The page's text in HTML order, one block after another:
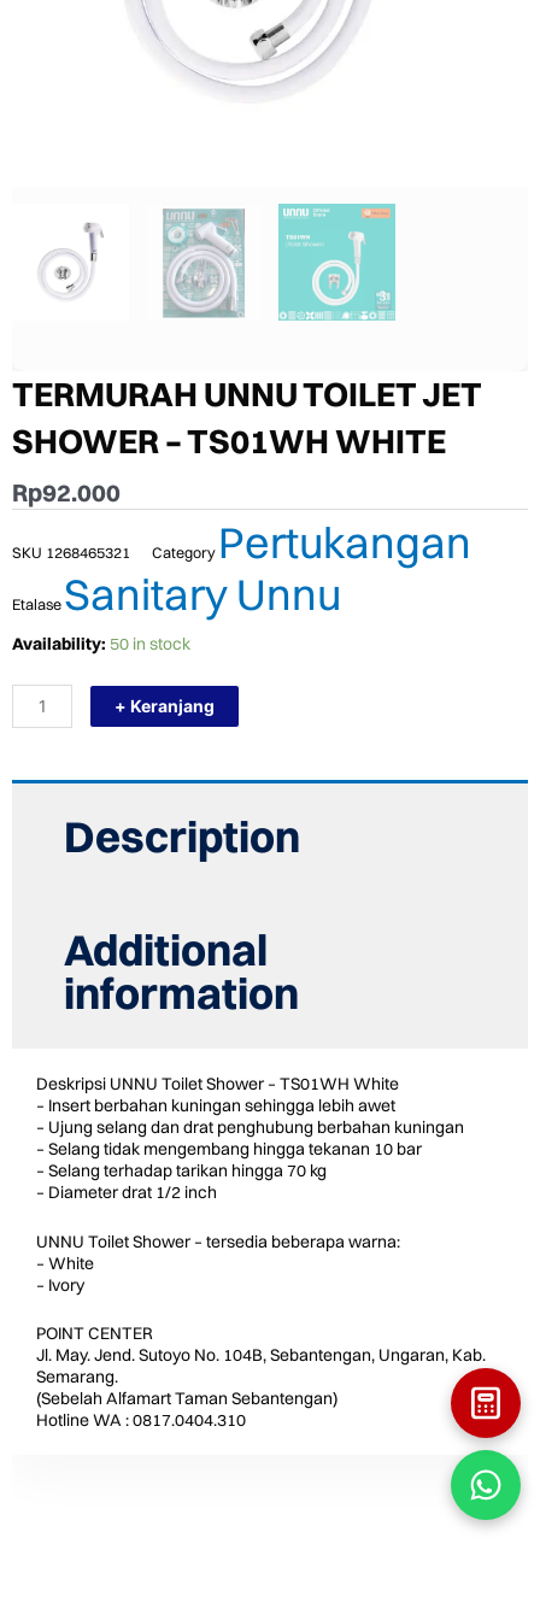
TERMURAH UNNU TOILET JET
SHOWER – TS01WH WHITE
Rp92.000
SKU 1268465321 Category Pertukangan
Etalase Sanitary Unnu
Availability: 50 in stock
TERMURAH
TOILET
SHOWER
+ Keranjang
Description
Additional
information
Deskripsi UNNU Toilet Shower – TS01WH White
– Insert berbahan kuningan sehingga lebih awet
– Ujung selang dan drat penghubung berbahan kuningan
– Selang tidak mengembang hingga tekanan 10 bar
– Selang terhadap tarikan hingga 70 kg
– Diameter drat 1/2 inch
UNNU Toilet Shower – tersedia beberapa warna:
– White
– Ivory
POINT CENTER
Jl. May. Jend. Sutoyo No. 104B, Sebantengan, Ungaran, Kab.
Semarang.
(Sebelah Alfamart Taman Sebantengan)
Hotline WA : 0817.0404.310